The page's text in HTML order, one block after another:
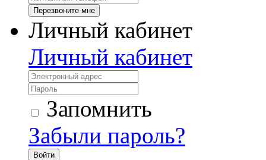
Перезвоните мне
Личный кабинет
Личный кабинет
Запомнить
Забыли пароль?
Войти